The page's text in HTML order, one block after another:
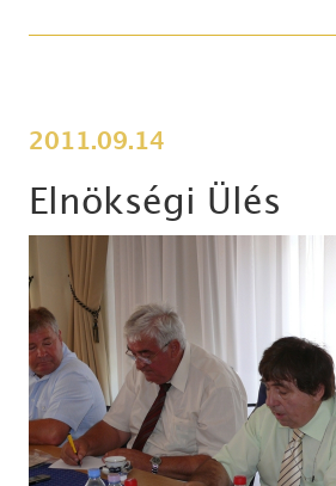
2011.09.14
Elnökségi Ülés